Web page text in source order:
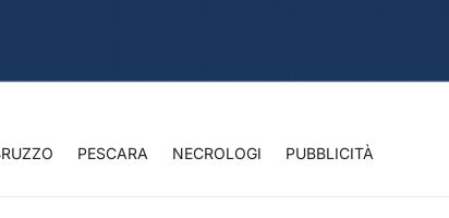
PESCARA NECROLOGI PUBBLICITÀ